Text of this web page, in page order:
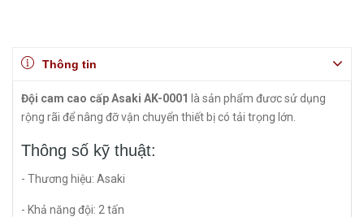
Thông tin
Đội cam cao cấp Asaki AK-0001
là sản phẩm đươc sử dụng
rộng rãi để nâng đỡ vận chuyển thiết bị có tải trọng lớn.
Thông số kỹ thuật:
- Thương hiệu: Asaki
- Khả năng đội: 2 tấn